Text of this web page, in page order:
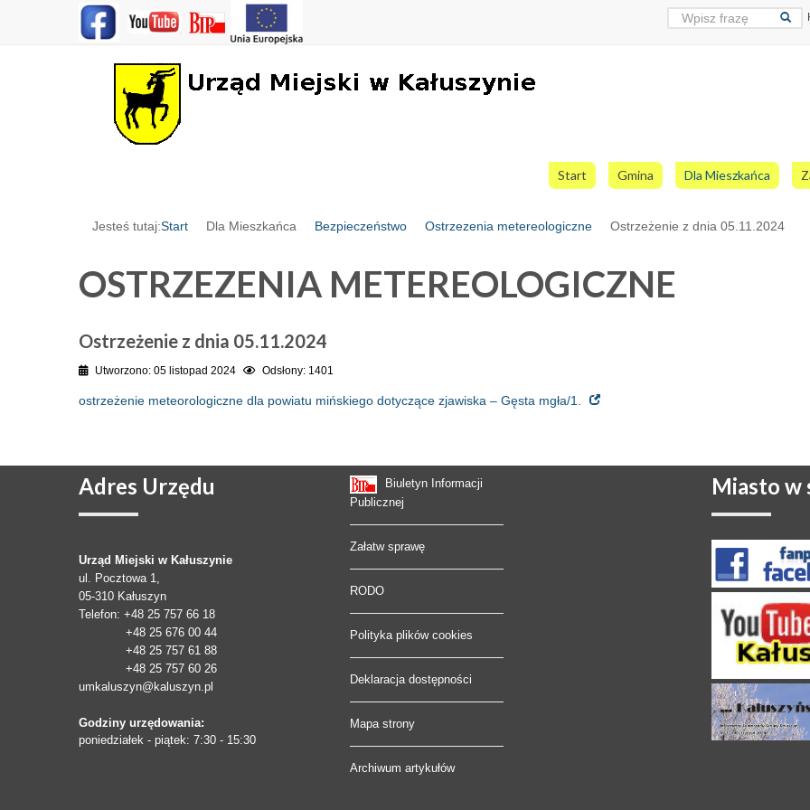
Start Gmina Dla Mieszkańca
Jesteś tutaj:Start Dla Mieszkańca Bezpieczeństwo Ostrzezenia metereologiczne Ostrzeżenie z dnia 05.11.2024
OSTRZEZENIA METEREOLOGICZNE
Ostrzeżenie z dnia 05.11.2024
Utworzono: 05 listopad 2024 Odsłony: 1401
ostrzeżenie meteorologiczne dla powiatu mińskiego dotyczące zjawiska – Gęsta mgła/1.
Adres Urzędu
Urząd Miejski w Kałuszynie
ul. Pocztowa 1,
05-310 Kałuszyn
Telefon: +48 25 757 66 18
+48 25 676 00 44
+48 25 757 61 88
+48 25 757 60 26
umkaluszyn@kaluszyn.pl
Godziny urzędowania:
poniedziałek - piątek: 7:30 - 15:30
Biuletyn Informacji
Publicznej
Załatw sprawę
RODO
Polityka plików cookies
Deklaracja dostępności
Mapa strony
Archiwum artykułów
Miasto w